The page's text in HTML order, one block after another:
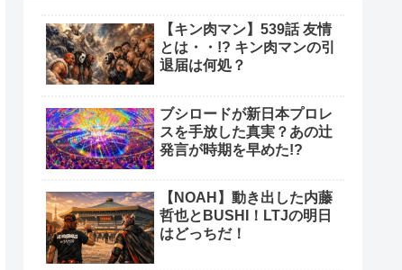
【キン肉マン】539話 友情
とは・・!? キン肉マンの引
退届は何処？
ブシロードが新日本プロレ
スを手放した真実？あの辻
発言が時期を早めた!?
【NOAH】動き出した内藤
哲也とBUSHI！LTJの明日
はどっちだ！